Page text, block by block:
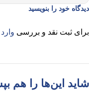
دیدگاه خود را بنویسید
برای ثبت نقد و بررسی
شاید این‌ها را هم